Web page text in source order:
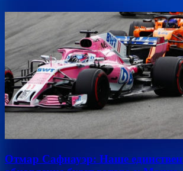
Отмар Сафнауэр: Наше